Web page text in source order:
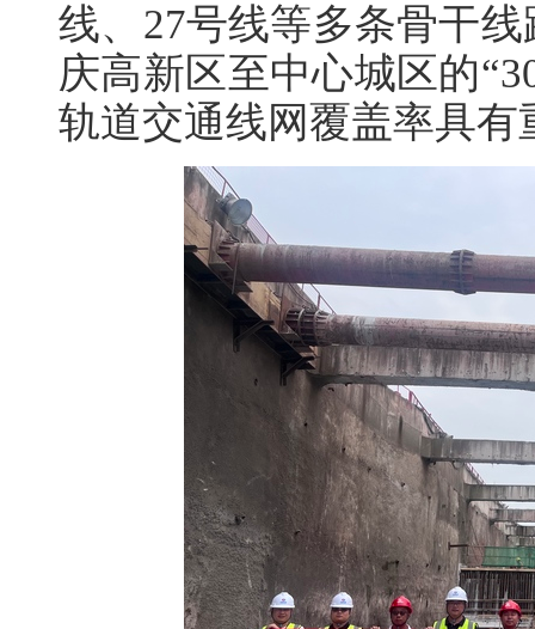
线、27号线等多条骨干
庆高新区至中心城区的
轨道交通线网覆盖率具有